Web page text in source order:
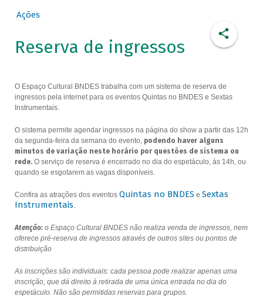
Ações
Reserva de ingressos
O Espaço Cultural BNDES trabalha com um sistema de reserva de
ingressos pela internet para os eventos Quintas no BNDES e Sextas
Instrumentais.
O sistema permite agendar ingressos na página do show a partir das 12h
da segunda-feira da semana do evento, podendo haver alguns
minutos de variação neste horário por questões de sistema ou
rede.O serviço de reserva é encerrado no dia do espetáculo, às 14h, ou
quando se esgotarem as vagas disponíveis.
Confira as atrações dos eventos Quintas no BNDES e Sextas
Instrumentais.
Atenção:o Espaço Cultural BNDES não realiza venda de ingressos, nem
oferece pré-reserva de ingressos através de outros sites ou pontos de
distribuição
As inscrições são individuais: cada pessoa pode realizar apenas uma
inscrição, que dá direito à retirada de uma única entrada no dia do
espetáculo. Não são permitidas reservas para grupos.